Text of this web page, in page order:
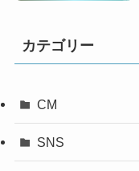
カテゴリー
CM
SNS